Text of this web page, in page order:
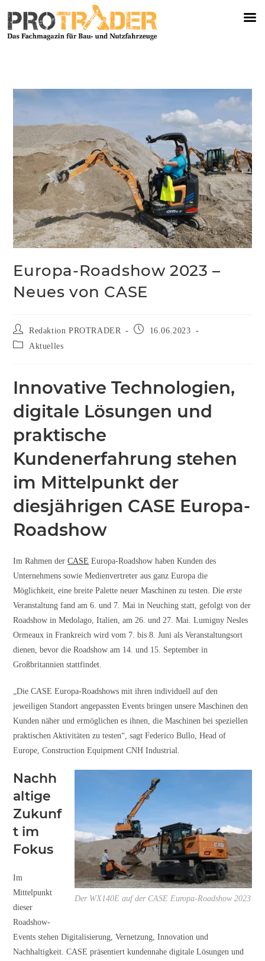
Europa-Roadshow 2023 –
Neues von CASE
Redaktion PROTRADER
16.06.2023
Aktuelles
Innovative Technologien,
digitale Lösungen und
praktische
Kundenerfahrung stehen
im Mittelpunkt der
diesjährigen CASE Europa-
Roadshow
Im Rahmen derCASE Europa-Roadshow haben Kunden des
Unternehmens sowie Medienvertreter aus ganz Europa die
Möglichkeit, eine breite Palette neuer Maschinen zu testen. Die erste
Veranstaltung fand am 6. und 7. Mai in Neuching statt, gefolgt von der
Roadshow in Medolago, Italien, am 26. und 27. Mai. Lumigny Nesles
Ormeaux in Frankreich wird vom 7. bis 8. Juni als Veranstaltungsort
dienen, bevor die Roadshow am 14. und 15. September in
Großbritannien stattfindet.
„Die CASE Europa-Roadshows mit ihren individuell auf den
jeweiligen Standort angepassten Events bringen unsere Maschinen den
Kunden näher und ermöglichen es ihnen, die Maschinen bei speziellen
praktischen Aktivitäten zu testen“, sagt Federico Bullo, Head of
Europe, Construction Equipment CNH Industrial.
Der WX140E auf der CASE Europa-Roadshow 2023
Nachh
altige
Zukunf
t im
Fokus
Im
Mittelpunkt
dieser
Roadshow-
Events stehen Digitalisierung, Vernetzung, Innovation und
Nachhaltigkeit. CASE präsentiert kundennahe digitale Lösungen und